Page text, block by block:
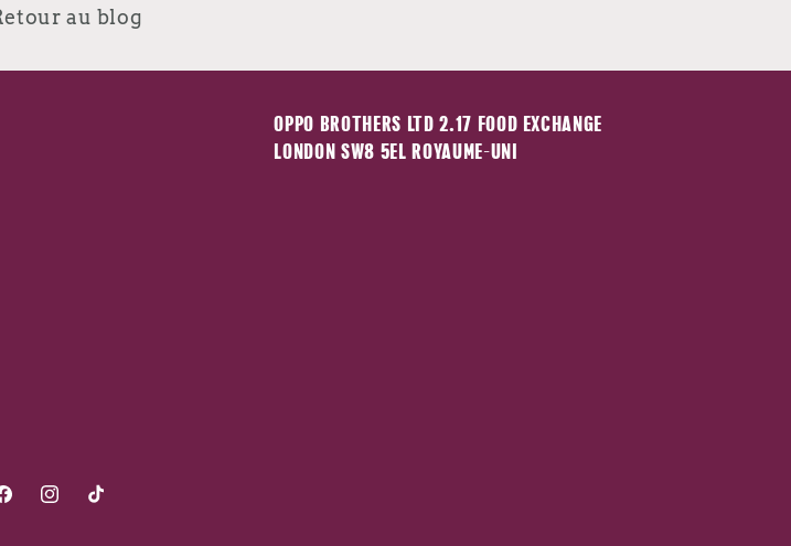
au blog
OPPO BROTHERS LTD 2.17 FOOD EXCHANGE
LONDON SW8 5EL ROYAUME-UNI
Instagram
TikTok